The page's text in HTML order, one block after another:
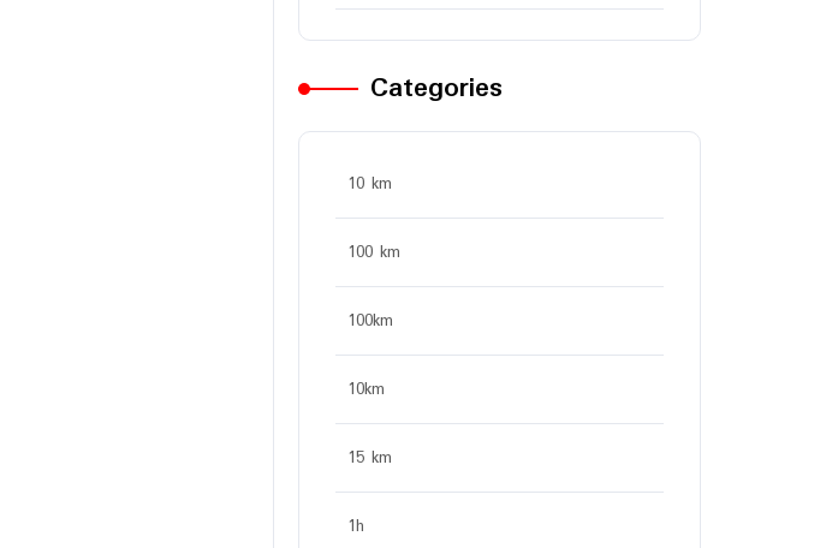
Categories
10 km
100 km
100km
10km
15 km
1h